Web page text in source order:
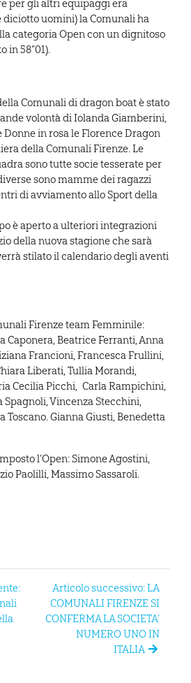
per gli altri equipaggi era
diciotto uomini) la Comunali ha
categoria Open con un dignitoso
in 58”01).
Comunali di dragon boat è stato
volontà di Iolanda Giamberini,
in rosa le Florence Dragon
della Comunali Firenze. Le
sono tutte socie tesserate per
sono mamme dei ragazzi
di avviamento allo Sport della
è aperto a ulteriori integrazioni
della nuova stagione che sarà
stilato il calendario degli aventi
Firenze team Femminile:
Caponera, Beatrice Ferranti, Anna
Francioni, Francesca Frullini,
Liberati, Tullia Morandi,
Cecilia Picchi, Carla Rampichini,
Spagnoli, Vincenza Stecchini,
Toscano. Gianna Giusti, Benedetta
l’Open: Simone Agostini,
Paolilli, Massimo Sassaroli.
Articolo successivo: LA
COMUNALI FIRENZE SI
CONFERMA LA SOCIETA’
NUMERO UNO IN
ITALIA